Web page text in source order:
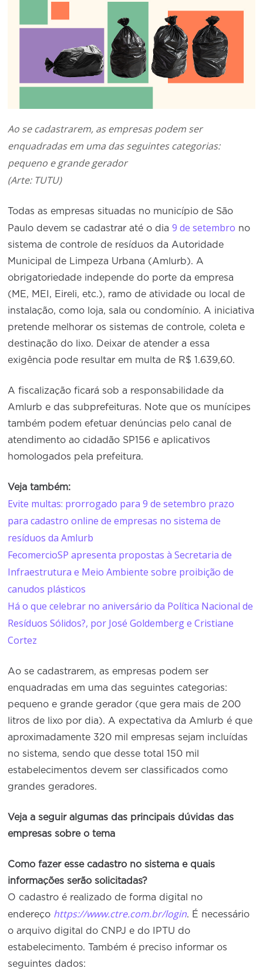
Conselho de Sustentabilidade
Conselho de Comércio Eletrônico
Ao se cadastrarem, as empresas podem ser
enquadradas em uma das seguintes categorias:
pequeno e grande gerador
(Arte: TUTU)
Todas as empresas situadas no município de São
Paulo devem se cadastrar até o dia9 de setembro no
sistema de controle de resíduos da Autoridade
Municipal de Limpeza Urbana (Amlurb). A
obrigatoriedade independe do porte da empresa
(ME, MEI, Eireli, etc.), ramo de atividade ou local de
instalação, como loja, sala ou condomínio. A iniciativa
pretende melhorar os sistemas de controle, coleta e
destinação do lixo. Deixar de atender a essa
exigência pode resultar em multa de R$ 1.639,60.
A fiscalização ficará sob a responsabilidade da
Amlurb e das subprefeituras. Note que os munícipes
também podem efetuar denúncias pelo canal de
atendimento ao cidadão SP156 e aplicativos
homologados pela prefeitura.
Veja também:
Evite multas: prorrogado para 9 de setembro prazo
para cadastro online de empresas no sistema de
resíduos da Amlurb
FecomercioSP apresenta propostas à Secretaria de
Infraestrutura e Meio Ambiente sobre proibição de
canudos plásticos
Há o que celebrar no aniversário da Política Nacional de
Resíduos Sólidos?, por José Goldemberg e Cristiane
Cortez
Ao se cadastrarem, as empresas podem ser
enquadradas em uma das seguintes categorias:
pequeno e grande gerador (que gera mais de 200
litros de lixo por dia). A expectativa da Amlurb é que
aproximadamente 320 mil empresas sejam incluídas
no sistema, sendo que desse total 150 mil
estabelecimentos devem ser classificados como
grandes geradores.
Veja a seguir algumas das principais dúvidas das
empresas sobre o tema
Como fazer esse cadastro no sistema e quais
informações serão solicitadas?
O cadastro é realizado de forma digital no
endereço https://www.ctre.com.br/login. É necessário
o arquivo digital do CNPJ e do IPTU do
estabelecimento. Também é preciso informar os
seguintes dados: